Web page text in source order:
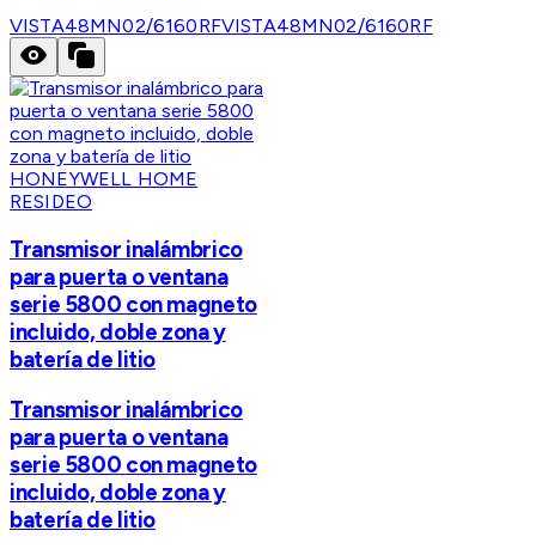
VISTA48MN02/6160RFVISTA48MN02/6160RF
HONEYWELL HOME
RESIDEO
Transmisor inalámbrico
para puerta o ventana
serie 5800 con magneto
incluido, doble zona y
batería de litio
Transmisor inalámbrico
para puerta o ventana
serie 5800 con magneto
incluido, doble zona y
batería de litio